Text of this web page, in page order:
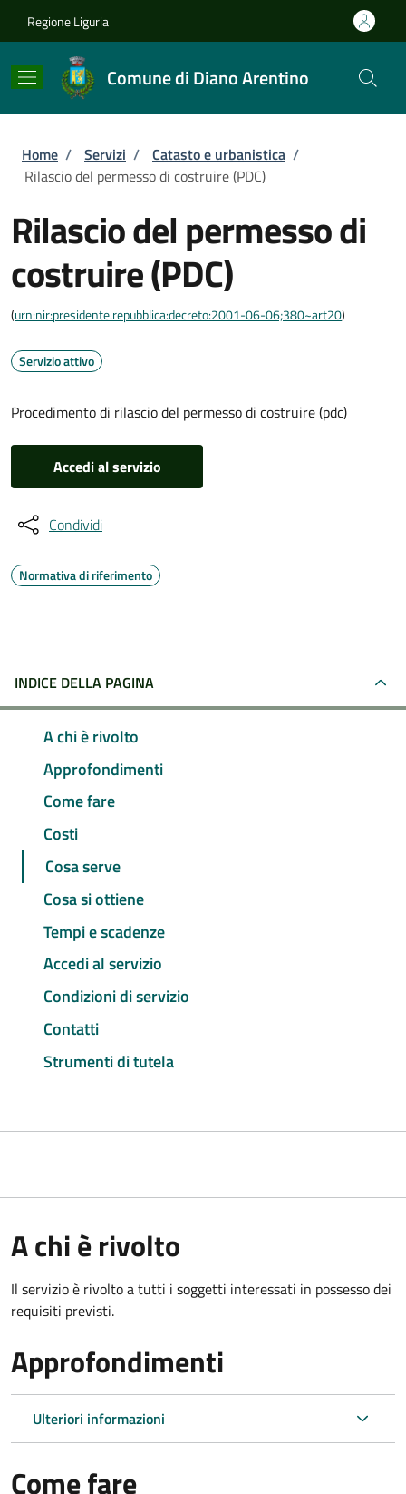
Regione Liguria
Comune di Diano Arentino
Briciole di pane
Home / Servizi / Catasto e urbanistica /
Rilascio del permesso di costruire (PDC)
Rilascio del permesso di
costruire (PDC)
(urn:nir:presidente.repubblica:decreto:2001-06-06;380~art20)
Servizio attivo
Procedimento di rilascio del permesso di costruire (pdc)
Accedi al servizio
Condividi
Normativa di riferimento
INDICE DELLA PAGINA
A chi è rivolto
Approfondimenti
Come fare
Costi
Cosa serve
Cosa si ottiene
Tempi e scadenze
Accedi al servizio
Condizioni di servizio
Contatti
Strumenti di tutela
A chi è rivolto
Il servizio è rivolto a tutti i soggetti interessati in possesso dei
requisiti previsti.
Approfondimenti
Ulteriori informazioni
Come fare